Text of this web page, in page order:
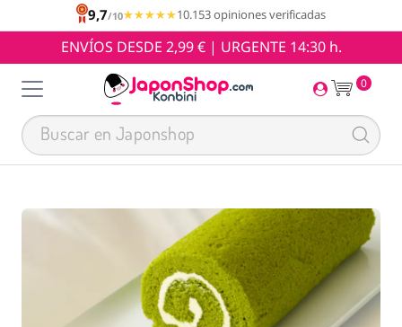
9,7/10★★★★★
★★★★★10.153 opiniones verificadas
ENVÍOS DESDE 2,99 € | URGENTE 14:30 h.
0